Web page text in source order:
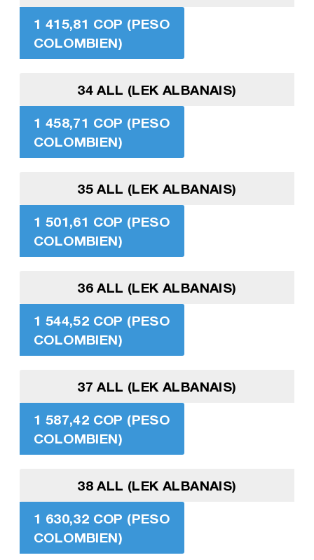
1 415,81 COP (PESO
COLOMBIEN)
34 ALL (LEK ALBANAIS)
1 458,71 COP (PESO
COLOMBIEN)
35 ALL (LEK ALBANAIS)
1 501,61 COP (PESO
COLOMBIEN)
36 ALL (LEK ALBANAIS)
1 544,52 COP (PESO
COLOMBIEN)
37 ALL (LEK ALBANAIS)
1 587,42 COP (PESO
COLOMBIEN)
38 ALL (LEK ALBANAIS)
1 630,32 COP (PESO
COLOMBIEN)